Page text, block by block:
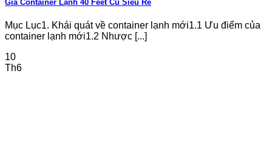
Giá Container Lạnh 40 Feet Cũ Siêu Rẻ
Mục Lục1. Khái quát về container lạnh mới1.1 Ưu điểm của
container lạnh mới1.2 Nhược [...]
10
Th6